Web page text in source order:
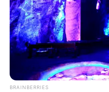
BRAINBERRIES